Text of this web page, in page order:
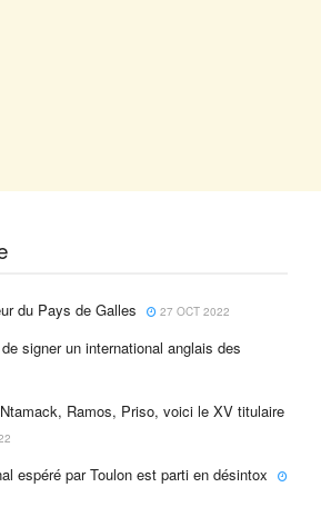
du Pays de Galles 27 OCT 2022
signer un international anglais des
Ramos, Priso, voici le XV titulaire
espéré par Toulon est parti en désintox